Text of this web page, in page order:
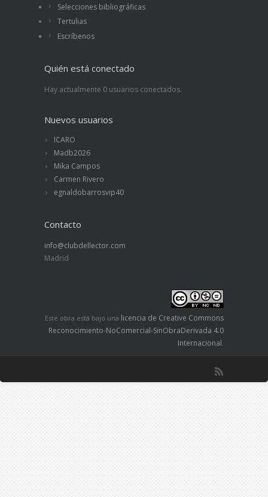
Selecciones bibliográficas
Tertulias
Escríbenos
Quién está conectado
Hay actualmente 0 usuarios conectados.
Nuevos usuarios
ICARO
Madb2026
Mika Campos
Carmen Rivero
egnaldobarrosvip40
Contacto
info@clubdellector.com
Madrid
Este obra está bajo una licencia de Creative Commons
Reconocimiento-NoComercial-SinObraDerivada 4.0
Internacional